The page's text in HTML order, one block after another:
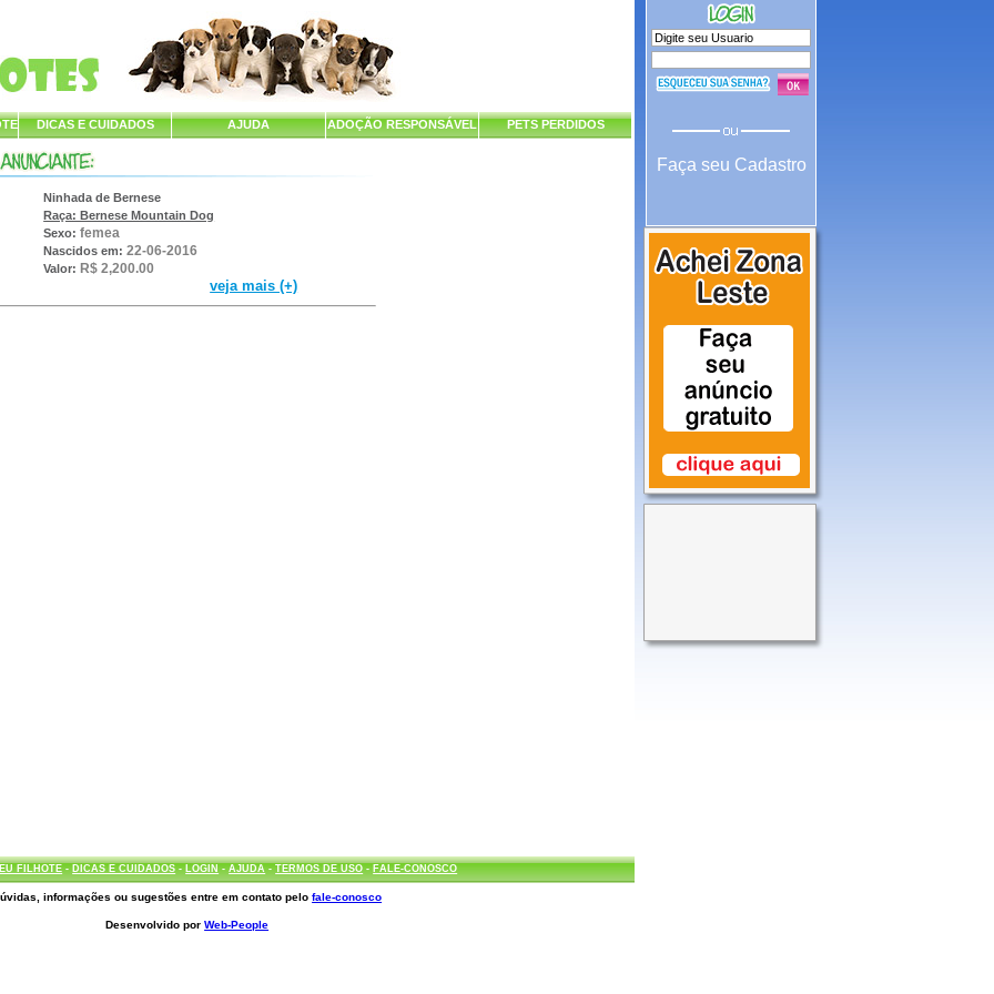
DICAS E CUIDADOS AJUDA ADOÇÃO RESPONSÁVEL PETS PERDIDOS
Ninhada de Bernese
Raça: Bernese Mountain Dog
Sexo: femea
Nascidos em:22-06-2016
Valor: R$ 2,200.00
veja mais (+)
FILHOTE- DICAS E CUIDADOS- LOGIN-AJUDA-TERMOS DE USO- FALE-CONOSCO
Faça seu Cadastro
informações ou sugestões entre em contato pelofale-conosco
Desenvolvido porWeb-People